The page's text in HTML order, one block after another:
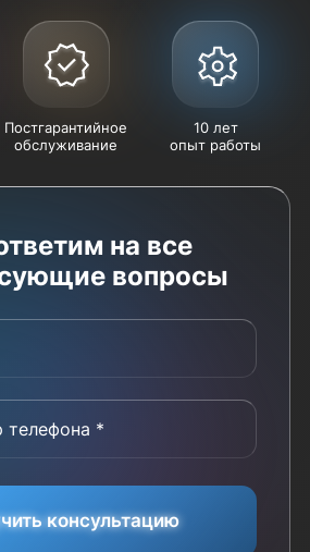
Постгарантийное
обслуживание
10 лет
опыт работы
на все
вопросы
*
консультацию